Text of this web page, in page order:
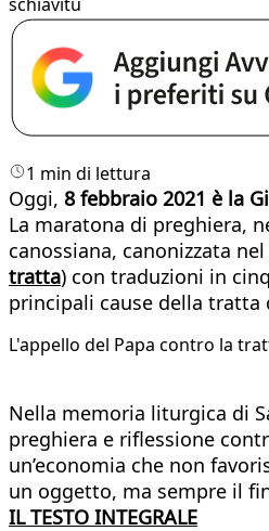
1 min di lettura
Oggi, 8 febbraio 2021 è la
La maratona di preghiera,
canossiana, canonizzata
tratta) con traduzioni in
principali cause della
L'appello del Papa contro la
Nella memoria liturgica di
preghiera e riflessione
un’economia che non
un oggetto, ma sempre il
IL TESTO INTEGRALE